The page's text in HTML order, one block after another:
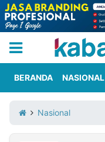
Iklan
Berita
Kami
BERANDA NASIONAL
Nasional